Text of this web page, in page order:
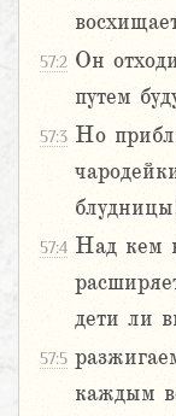
57:2 Он
путем
57:3 Но
57:4 Над кем
дети ли
57:5
каждым